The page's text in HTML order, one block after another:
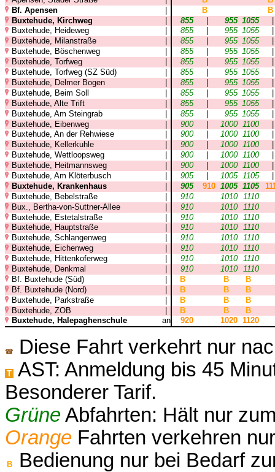
Bf. Apensen
| B
B
Buxtehude, Kirchweg
| 855 | 955 1055
Buxtehude, Heideweg
855 955 1055
Buxtehude, Milanstraße
855 955 1055
Buxtehude, Böschenweg
855 955 1055
Buxtehude, Torfweg
855 955 1055
Buxtehude, Torfweg (SZ Süd)
855 955 1055
Buxtehude, Delmer Bogen
855 955 1055
Buxtehude, Beim Soll
855 955 1055
Buxtehude, Alte Trift
| 855 | 955 1055
Buxtehude, Am Steingrab
| 855 | 955 1055
Buxtehude, Eibenweg
| 900 | 1000 1100
Buxtehude, An der Rehwiese
900 1000 1100
Buxtehude, Kellerkuhle
900 1000 1100
Buxtehude, Wettloopsweg
900 1000 1100
Buxtehude, Heitmannsweg
900 1000 1100
Buxtehude, Am Klöterbusch
905 1005 1105
Buxtehude, Krankenhaus
905 910 1005 1105
Buxtehude, Bebelstraße
| 910 1010
1110
Bux., Bertha-von-Suttner-Allee
| 910 1010
1110
Buxtehude, Estetalstraße
| 910 1010
1110
Buxtehude, Hauptstraße
910 1010
1110
Buxtehude, Schlangenweg
910 1010
1110
Buxtehude, Eichenweg
910 1010
1110
Buxtehude, Hittenkoferweg
910 1010
1110
Buxtehude, Denkmal
910 1010
1110
Bf. Buxtehude (Süd)
B B
B
Bf. Buxtehude (Nord)
B B
B
Buxtehude, Parkstraße
| B B
B
Buxtehude, ZOB
| B B
B
Buxtehude, Halepaghenschule
an 920 1020 1120
☎ Diese Fahrt verkehrt nur
T
AST: Anmeldung bis 45
Besonderer Tarif.
GrüneAbfahrten: Hält nur
Orange Fahrten verkehren
B Bedienung nur bei Bedarf